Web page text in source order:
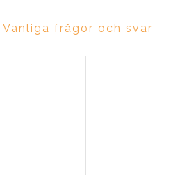
Vanliga frågor och svar